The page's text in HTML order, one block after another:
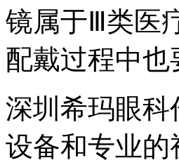
镜属于Ⅲ类医
配戴过程中
深圳希玛眼
设备和专业